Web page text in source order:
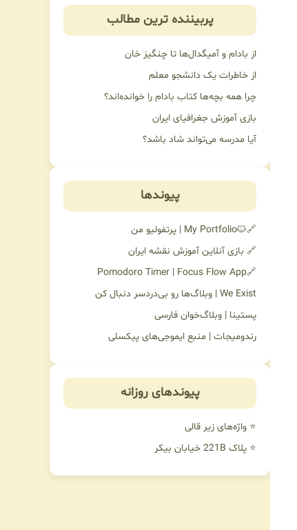
پربیننده ترین مطالب
از بادام و آمیگدال‌ها تا چنگیز خان
از خاطرات یک دانشجو معلم
چرا همه بچه‌ها کتاب بادام را خوانده‌اند؟
بازی آموزش جغرافیای ایران
آیا مدرسه می‌تواند شاد باشد؟
پیوندها
🔗🐱My Portfolio | پرتفولیو من
🔗 بازی آنلاین آموزش نقشه ایران
🔗Pomodoro Timer | Focus Flow App
We Exist | وبلاگ‌ها رو بی‌دردسر دنبال کن
پستینا | وبلاگ‌خوان فارسی
رندومیجات | منبع ایموجی‌های پیکسلی
پیوندهای روزانه
⭐ واژه‌های زیر قالی
⭐ پلاک 221B خیابان بیکر